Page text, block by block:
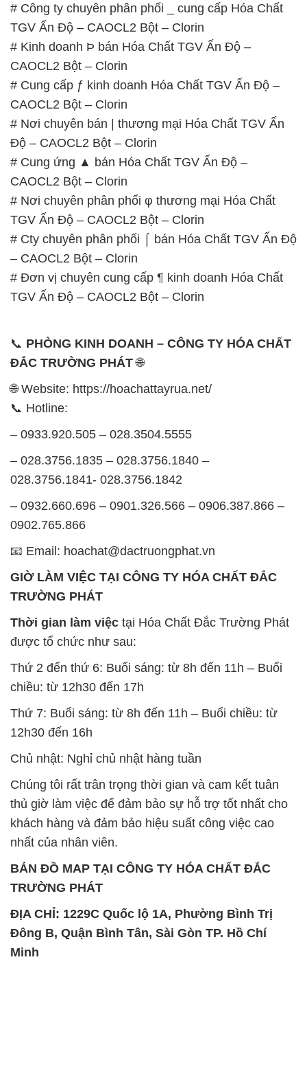
# Công ty chuyên phân phối _ cung cấp Hóa Chất
TGV Ấn Độ – CAOCL2 Bột – Clorin
# Kinh doanh Þ bán Hóa Chất TGV Ấn Độ –
CAOCL2 Bột – Clorin
# Cung cấp ƒ kinh doanh Hóa Chất TGV Ấn Độ –
CAOCL2 Bột – Clorin
# Nơi chuyên bán | thương mại Hóa Chất TGV Ấn
Độ – CAOCL2 Bột – Clorin
# Cung ứng ▲ bán Hóa Chất TGV Ấn Độ –
CAOCL2 Bột – Clorin
# Nơi chuyên phân phối φ thương mại Hóa Chất
TGV Ấn Độ – CAOCL2 Bột – Clorin
# Cty chuyên phân phối ⌠ bán Hóa Chất TGV Ấn Độ
– CAOCL2 Bột – Clorin
# Đơn vị chuyên cung cấp ¶ kinh doanh Hóa Chất
TGV Ấn Độ – CAOCL2 Bột – Clorin
📞 PHÒNG KINH DOANH – CÔNG TY HÓA CHẤT
ĐẮC TRƯỜNG PHÁT🌐
🌐 Website: https://hoachattayrua.net/
📞 Hotline:
– 0933.920.505 – 028.3504.5555
– 028.3756.1835 – 028.3756.1840 –
028.3756.1841- 028.3756.1842
– 0932.660.696 – 0901.326.566 – 0906.387.866 –
0902.765.866
📧 Email: hoachat@dactruongphat.vn
GIỜ LÀM VIỆC TẠI CÔNG TY HÓA CHẤT ĐẮC
TRƯỜNG PHÁT
Thời gian làm việc tại Hóa Chất Đắc Trường Phát
được tổ chức như sau:
Thứ 2 đến thứ 6: Buổi sáng: từ 8h đến 11h – Buổi
chiều: từ 12h30 đến 17h
Thứ 7: Buổi sáng: từ 8h đến 11h – Buổi chiều: từ
12h30 đến 16h
Chủ nhật: Nghỉ chủ nhật hàng tuần
Chúng tôi rất trân trọng thời gian và cam kết tuân
thủ giờ làm việc để đảm bảo sự hỗ trợ tốt nhất cho
khách hàng và đảm bảo hiệu suất công việc cao
nhất của nhân viên.
BẢN ĐỒ MAP TẠI CÔNG TY HÓA CHẤT ĐẮC
TRƯỜNG PHÁT
ĐỊA CHỈ: 1229C Quốc lộ 1A, Phường Bình Trị
Đông B, Quận Bình Tân, Sài Gòn TP. Hồ Chí
Minh